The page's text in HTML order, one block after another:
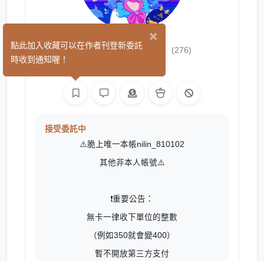
麑龗（Nilin) (276)
接受委託中
⚠️脆上唯一本帳nilin_810102
其他非本人帳號⚠️
❗️重要公告：
無卡一律收下單位的整數
（例如350就會變400）
暫不開放第三方支付
×
點此加入收藏可以在作者刊登新委託
時收到通知喔！